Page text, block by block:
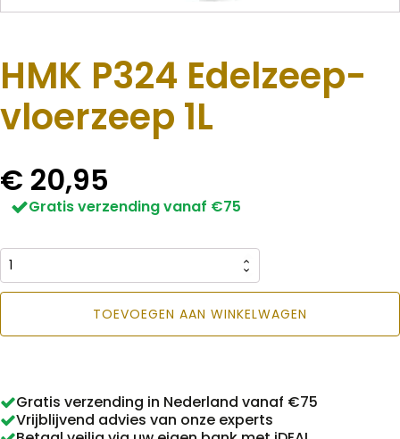
HMK P324 Edelzeep-
vloerzeep 1L
€ 20,95
Gratis verzending vanaf €75
HMK
P324
aantal
TOEVOEGEN AAN WINKELWAGEN
Gratis verzending in Nederland vanaf €75
Vrijblijvend advies van onze experts